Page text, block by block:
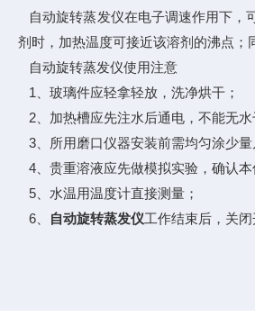
自动旋转蒸发仪在电子调速作用下，
剂时，加热温度可接近该溶剂的沸点；
自动旋转蒸发仪使用注意
1、玻璃件应轻拿轻放，洗净烘干；
2、加热槽应先注水后通电，不能无水
3、所用磨口仪器安装前需均匀涂少量
4、贵重溶液应先做模拟实验，确认本
5、水温用温度计直接测量；
6、
自动旋转蒸发仪工作结束后，关闭